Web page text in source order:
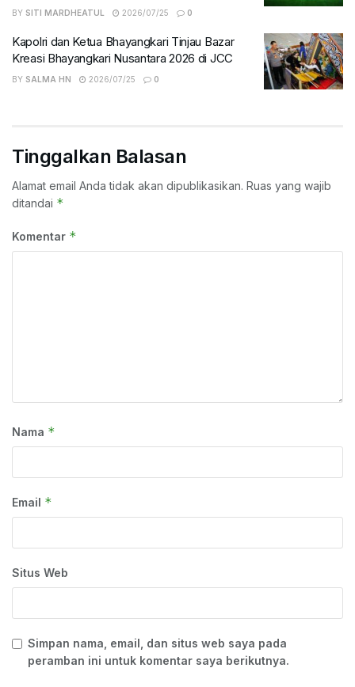
BY SITI MARDHEATUL 2026/07/25 0
Kapolri dan Ketua Bhayangkari Tinjau Bazar
Kreasi Bhayangkari Nusantara 2026 di JCC
BY SALMA HN 2026/07/25 0
Tinggalkan Balasan
Alamat email Anda tidak akan dipublikasikan. Ruas yang wajib
ditandai *
Komentar *
Nama *
Email *
Situs Web
Simpan nama, email, dan situs web saya pada
peramban ini untuk komentar saya berikutnya.